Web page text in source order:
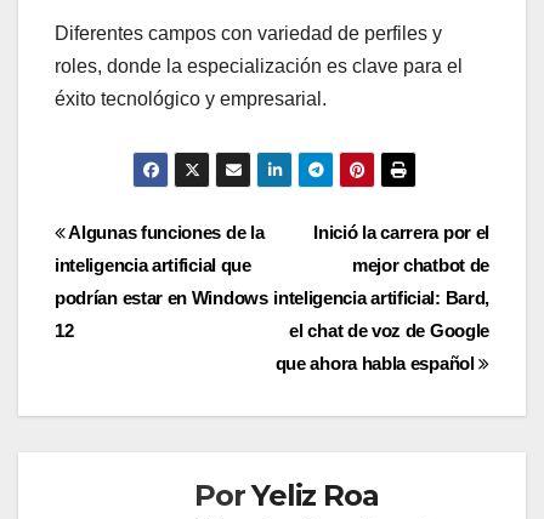
Diferentes campos con variedad de perfiles y
roles, donde la especialización es clave para el
éxito tecnológico y empresarial.
Navegación
de
entradas
Inició la carrera por el
mejor chatbot de
inteligencia artificial: Bard,
el chat de voz de Google
que ahora habla español
Algunas funciones de la
inteligencia artificial que
podrían estar en Windows
12
PorYeliz Roa